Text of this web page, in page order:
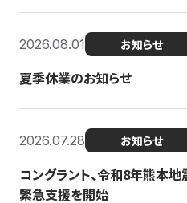
2026.08.01 お知らせ
夏季休業のお知らせ
2026.07.28 お知らせ
コングラント、令和8年熊本
緊急支援を開始